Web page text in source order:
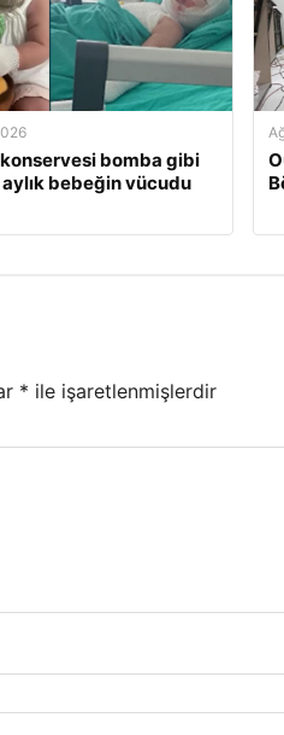
bomba gibi
aylık bebeğin vücudu
* ile işaretlenmişlerdir